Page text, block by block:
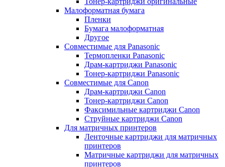
Малоформатная бумага
Пленки
Бумага малоформатная
Другое
Совместимые для Panasonic
Термопленки Panasonic
Драм-картриджи Panasonic
Тонер-картриджи Panasonic
Совместимые для Canon
Драм-картриджи Canon
Тонер-картриджи Canon
Факсимильные картриджи Canon
Струйные картриджи Canon
Для матричных принтеров
Ленточные картриджи для матричных
принтеров
Матричные картриджи для матричных
принтеров